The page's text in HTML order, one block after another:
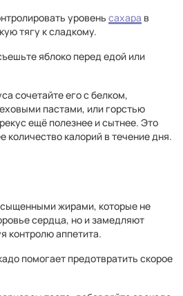
уровень сахара в
тягу к сладкому.
яблоко перед едой или
сочетайте его с белком,
пастами, или горстью
ещё полезнее и сытнее. Это
калорий в течение дня.
жирами, которые не
сердца, но и замедляют
контролю аппетита.
помогает предотвратить скорое